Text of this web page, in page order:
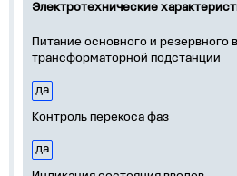
Электротехнические
Питание основного и резервного
трансформаторной подстанции
да
Контроль перекоса фаз
да